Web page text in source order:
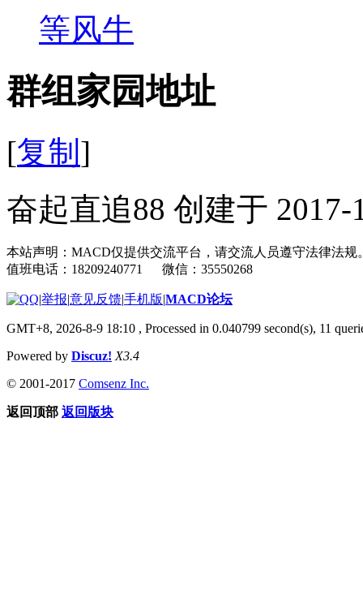
等风牛
群组家园地址
[复制 ]
奋起直追88 创建于 2017-
本站声明：MACD仅提供交流平台，请交流人员遵守法律法规
值班电话：18209240771 微信：35550268
|举报|意见反馈|手机版|MACD论坛
GMT+8, 2026-8-9 18:10 , Processed in 0.040799 second(s), 11
Powered by Discuz! X3.4
© 2001-2017 Comsenz Inc.
返回顶部 返回版块